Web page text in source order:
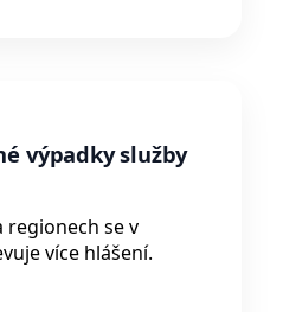
výpadky služby
regionech se v
více hlášení.